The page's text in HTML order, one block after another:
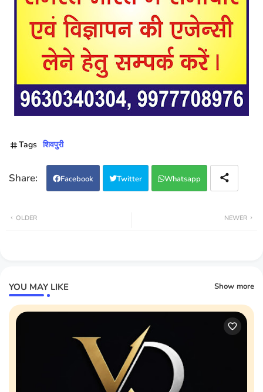
Tags शिवपुरी
Facebook Twitter Whatsapp
NEWER
OLDER
YOU MAY LIKE Show more